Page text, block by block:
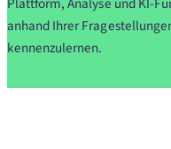
Plattform, Analyse und KI-
anhand Ihrer
kennenzulernen.